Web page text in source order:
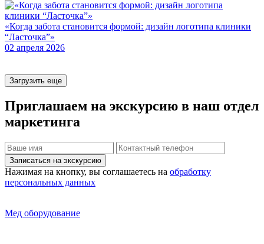
«Когда забота становится формой: дизайн логотипа клиники
“Ласточка”»
02 апреля 2026
Загрузить еще
Приглашаем на экскурсию в наш отдел
маркетинга
Записаться на экскурсию
Нажимая на кнопку, вы соглашаетесь на обработку
персональных данных
Мед оборудование